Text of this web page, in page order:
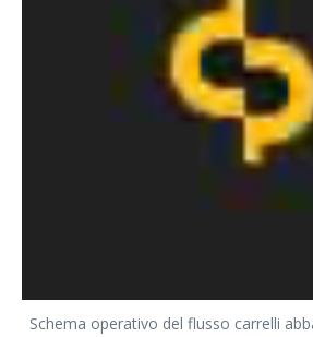
Schema operativo del flusso carrelli